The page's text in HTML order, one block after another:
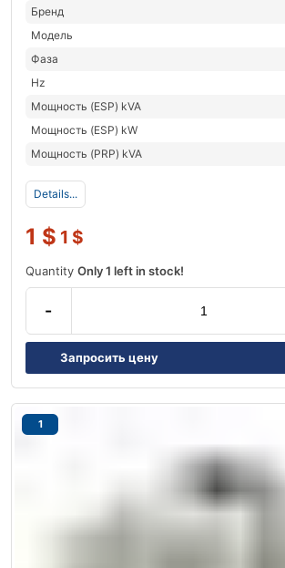
Бренд
Модель
Фаза
Hz
Мощность (ESP) kVA
Мощность (ESP) kW
Мощность (PRP) kVA
Details...
1 $ 1 $
Quantity Only 1 left in stock!
-
Запросить цену
1